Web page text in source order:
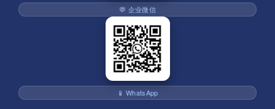
💬 企业微信
📱 WhatsApp